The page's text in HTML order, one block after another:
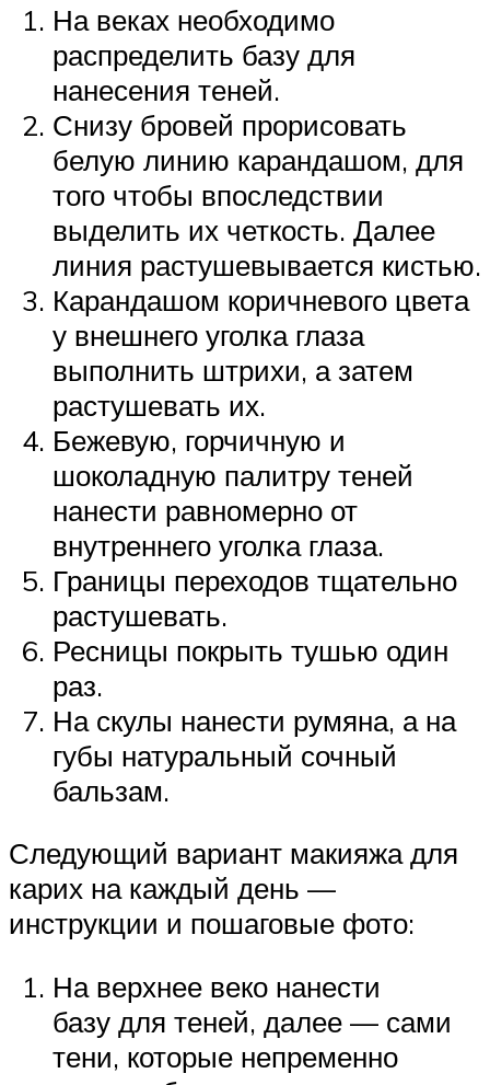
На веках необходимо
распределить базу для
нанесения теней.
Снизу бровей прорисовать
белую линию карандашом, для
того чтобы впоследствии
выделить их четкость. Далее
линия растушевывается кистью.
Карандашом коричневого цвета
у внешнего уголка глаза
выполнить штрихи, а затем
растушевать их.
Бежевую, горчичную и
шоколадную палитру теней
нанести равномерно от
внутреннего уголка глаза.
Границы переходов тщательно
растушевать.
Ресницы покрыть тушью один
раз.
На скулы нанести румяна, а на
губы натуральный сочный
бальзам.
Следующий вариант макияжа для
карих на каждый день —
инструкции и пошаговые фото:
На верхнее веко нанести
базу для теней, далее — сами
тени, которые непременно